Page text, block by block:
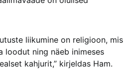
liikumine on religioon, mis
loodut ning näeb inimeses
kahjurit,” kirjeldas Ham.